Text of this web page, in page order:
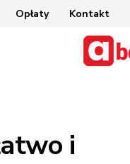
Opłaty Kontakt
i